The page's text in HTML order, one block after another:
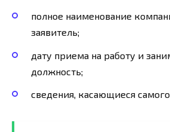
полное наименование
заявитель;
дату приема на работу и
должность;
сведения, касающиеся самого